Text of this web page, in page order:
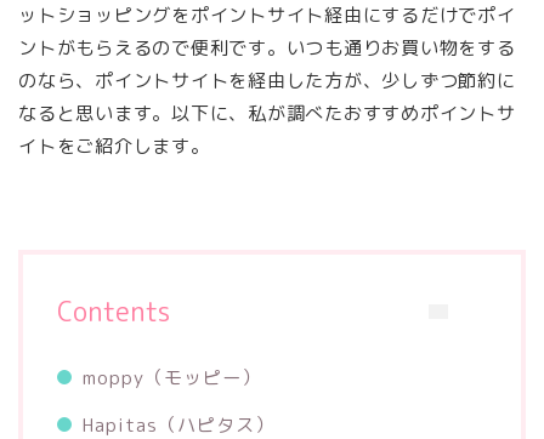
ットショッピングをポイントサイト経由にするだけでポイ
ントがもらえるので便利です。いつも通りお買い物をする
のなら、ポイントサイトを経由した方が、少しずつ節約に
なると思います。以下に、私が調べたおすすめポイントサ
イトをご紹介します。
Contents
moppy（モッピー）
Hapitas（ハピタス）